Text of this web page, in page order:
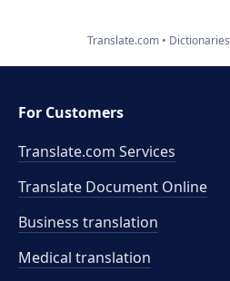
Translate.com Dictionaries
For Customers
Translate.com Services
Translate Document Online
Business translation
Medical translation